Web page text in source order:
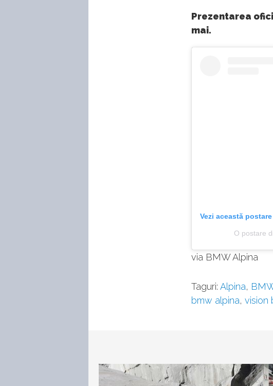
Prezentarea
mai.
Vezi această
O postare
via BMW Alpina
Taguri: Alpina,
bmw alpina, vision